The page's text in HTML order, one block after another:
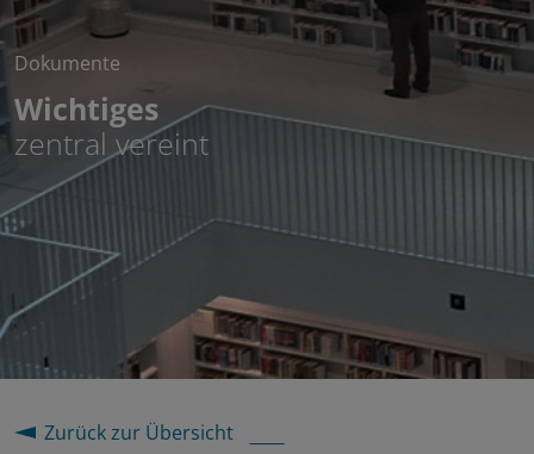
Dokumente
Wichtiges
zentral vereint
Zurück zur Übersicht